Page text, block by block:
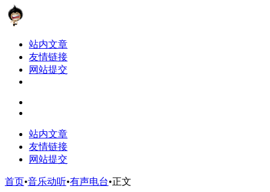
站内文章
友情链接
网站提交
站内文章
友情链接
网站提交
首页•音乐动听•有声电台•正文